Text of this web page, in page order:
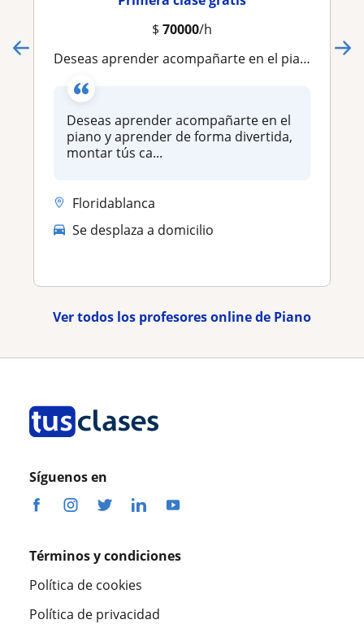
$ 70000/h
Deseas aprender acompañarte en el piano y aprender de forma divertida, montar tús canciones favoritas, estás en el lugar correcto
Deseas aprender acompañarte en el
piano y aprender de forma divertida,
montar tús ca...
Floridablanca
Se desplaza a domicilio
Ver todos los profesores online de Piano
Síguenos en
Términos y condiciones
Política de cookies
Política de privacidad